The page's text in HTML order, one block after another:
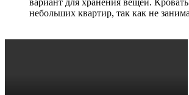
вариант для хранения вещей.
небольших квартир, так как не